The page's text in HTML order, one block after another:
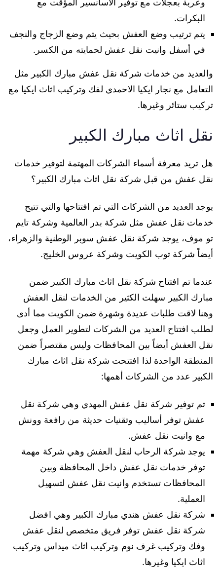
البكرات.
يتم ترتيب وضع العفش بحيث يتم وضع الزجاج والنجف
في أسفل وانيت نقل عفش لحمايته من الكسر.
والعديد من خدمات شركة نقل عفش مبارك الكبير مثل
التعامل مع نجار ايكيا الاحمدي لفك وتركيب اثاث ايكيا مع
تركيب ستائر وغيرها.
نقل اثاث مبارك الكبير
هل تريد معرفة أسماء الشركات المهتمة لتوفير خدمات
نقل عفش من قبل شركة نقل اثاث مبارك الكبير؟
يوجد العديد من الشركات التي تم افتتاحها والتي تتيح
خدمات نقل عفش مثل شركة بدر العالمية وشركة تايم
تو موف، يوجد شركة نقل عفش سوبر الوطنية والزهراء،
أيضاً شركة توب الكويت وشركة عروس الخليج.
عندما تم افتتاح شركة نقل اثاث مبارك الكبير ضمن
مبارك الكبير سهلت الكثير من الخدمات لنقل العفش
وهنا لاقت طلبات عديدة وشهرة ضمن الكويت مما أدى
لطلب افتتاح العديد من الشركات لتطوير العمل وجعل
نقل العفش أيضاً بين المحافظات وليس مقتصراً ضمن
المنطقة الواحدة لذا افتتحت شركة نقل اثاث مبارك
الكبير عدد من الشركات أهمها:
تم توفير شركة نقل عفش المهدي وهي شركة نقل
عفش توفر أساليب وتقنيات حديثة من رافعة وونش
مع وانيت نقل عفش.
يوجد شركة الرحاب لنقل العفش وهي شركة مهمة
توفر خدمات نقل عفش داخل المحافظة وبين
المحافظات تستخدم وانيت نقل عفش لتسهيل
العملية.
شركة نقل عفش هندي مبارك الكبير وهي افضل
شركة نقل عفش توفر فريق متخصص لنقل عفش
وفك وتركيب غرف نوم وتركيب اثاث ميداس وتركيب
اثاث ايكيا وغيرها.